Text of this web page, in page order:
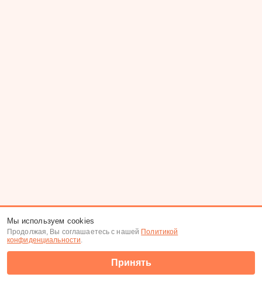
Мы используем cookies
Продолжая, Вы соглашаетесь с нашей Политикой
конфиденциальности.
Принять